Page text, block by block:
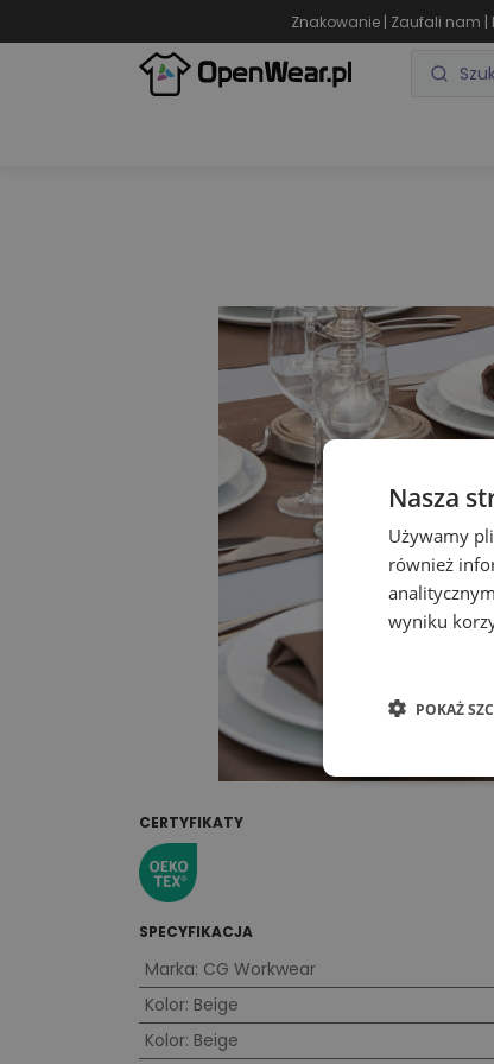
Znakowanie | Zaufali nam |
CERTYFIKATY
SPECYFIKACJA
Marka: CG Workwear
Kolor: Beige
Kolor: Beige
Nasza
Używamy
również
wyniku
POKAŻ